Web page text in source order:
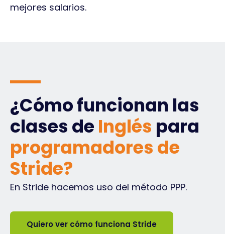
mejores salarios.
¿Cómo funcionan las
clases de Inglés para
programadores de
Stride?
En Stride hacemos uso del método PPP.
Quiero ver cómo funciona Stride